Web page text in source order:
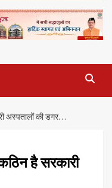
अस्पतालों की डगर…
है सरकारी